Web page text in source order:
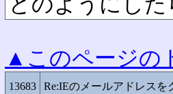
▲このページの
13683 Re:IEのメールアドレスを